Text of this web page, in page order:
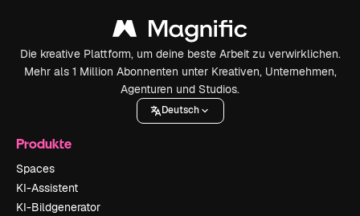
Die kreative Plattform, um deine beste Arbeit zu verwirklichen.
Mehr als 1 Million Abonnenten unter Kreativen, Unternehmen,
Agenturen und Studios.
Deutsch
Produkte
Spaces
KI-Assistent
KI-Bildgenerator